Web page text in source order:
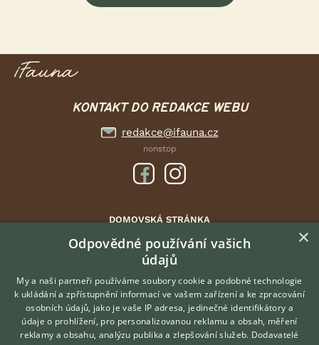
KONTAKT DO REDAKCE WEBU
redakce@ifauna.cz
nonstop
DOMOVSKÁ STRÁNKA
INZERCE
DISKUSE
ČLÁNKY
ATLAS
O nás
×
Odpovědné používání vašich
údajů
My a naši partneři používáme soubory cookie a podobné technologie
k ukládání a zpřístupnění informací ve vašem zařízení a ke zpracování
osobních údajů, jako je vaše IP adresa, jedinečné identifikátory a
údaje o prohlížení, pro personalizovanou reklamu a obsah, měření
reklamy a obsahu, analýzu publika a zlepšování služeb. Dodavatelé